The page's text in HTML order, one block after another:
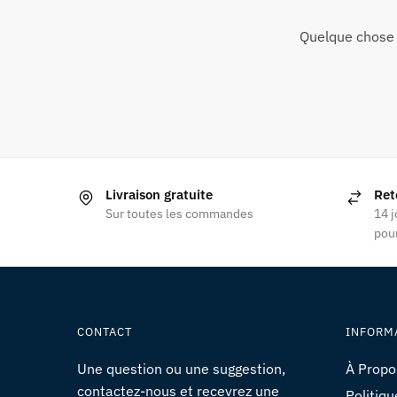
Quelque
Livraison gratuite
Sur toutes les commandes
14
CONTACT
Une question ou une suggestion,
contactez-nous et recevrez une
À